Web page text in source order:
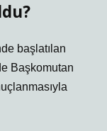
başlatılan
Başkomutan